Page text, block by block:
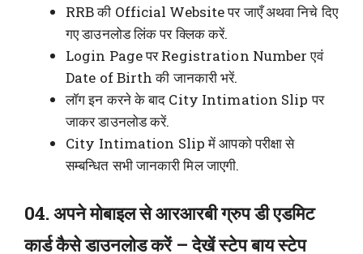
RRB की Official Website पर जाएँ अथवा निचे दिए
गए डाउनलोड लिंक पर क्लिक करें.
Login Page पर Registration Number एवं
Date of Birth की जानकारी भरें.
लॉग इन करने के बाद City Intimation Slip पर
जाकर डाउनलोड करें.
City Intimation Slip में आपको परीक्षा से
सम्बन्धित सभी जानकारी मिल जाएगी.
04. अपने मोबाइल से आरआरबी ग्रुप डी एडमिट
कार्ड कैसे डाउनलोड करें – देखें स्टेप बाय स्टेप